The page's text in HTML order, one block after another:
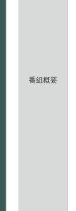
番組概要